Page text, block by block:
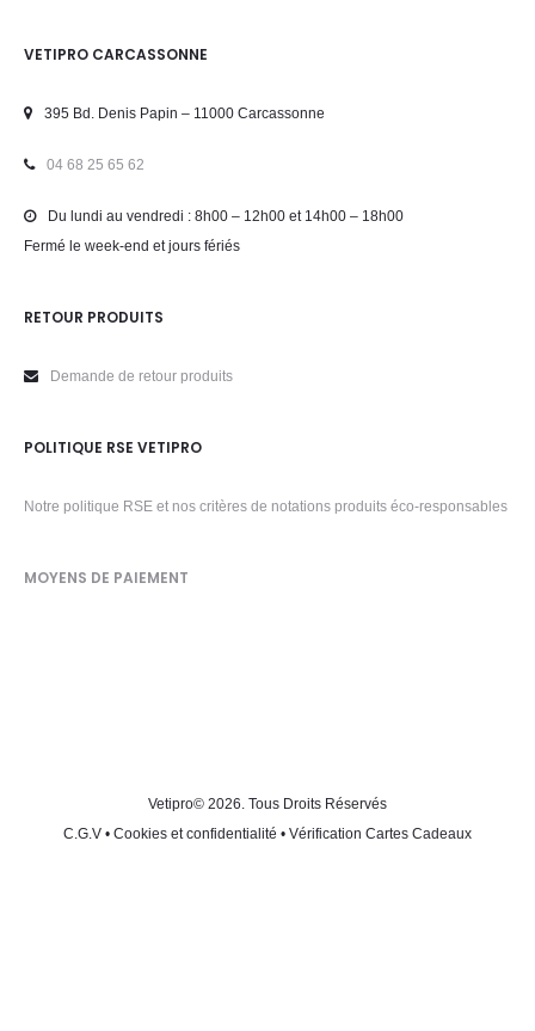
VETIPRO CARCASSONNE
395 Bd. Denis Papin – 11000 Carcassonne
04 68 25 65 62
Du lundi au vendredi : 8h00 – 12h00 et 14h00 – 18h00
Fermé le week-end et jours fériés
RETOUR PRODUITS
Demande de retour produits
POLITIQUE RSE VETIPRO
Notre politique RSE et nos critères de notations produits éco-responsables
MOYENS DE PAIEMENT
Vetipro© 2026. Tous Droits Réservés
C.G.V • Cookies et confidentialité • Vérification Cartes Cadeaux